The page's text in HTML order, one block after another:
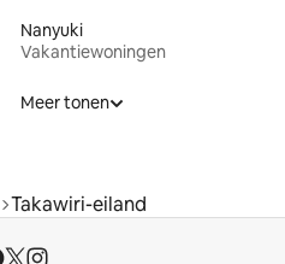
Nanyuki
Vakantiewoningen
Meer tonen
Takawiri-eiland